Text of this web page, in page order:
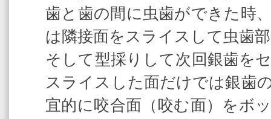
歯と歯の間に虫歯ができた時
は隣接面をスライスして虫歯
そして型採りして次回銀歯を
スライスした面だけでは銀歯
宜的に咬合面（咬む面）をボ